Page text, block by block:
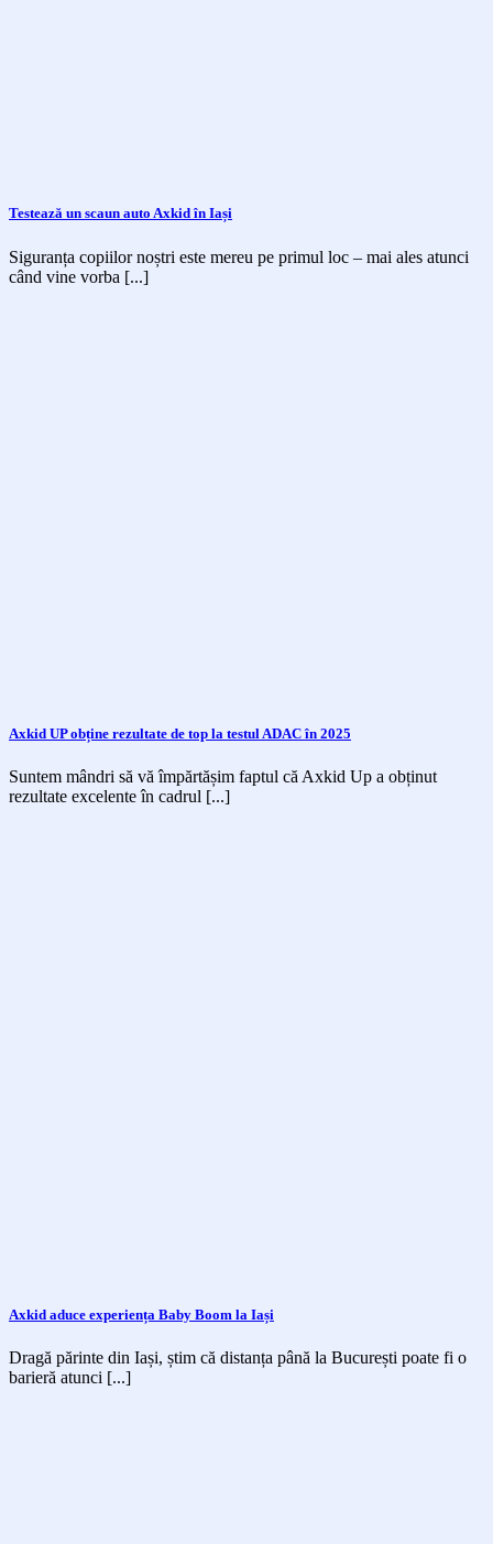
Testează un scaun auto Axkid în Iași
Siguranța copiilor noștri este mereu pe primul loc – mai ales atunci
când vine vorba [...]
Axkid UP obține rezultate de top la testul ADAC în 2025
Suntem mândri să vă împărtășim faptul că Axkid Up a obținut
rezultate excelente în cadrul [...]
Axkid aduce experiența Baby Boom la Iași
Dragă părinte din Iași, știm că distanța până la București poate fi o
barieră atunci [...]